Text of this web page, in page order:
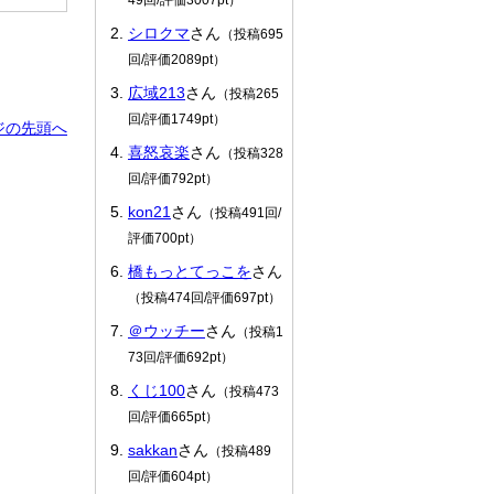
の先頭へ
シロクマさん （投稿695
回/評価2089pt）
広域213さん （投稿265
回/評価1749pt）
喜怒哀楽さん （投稿328
回/評価792pt）
kon21 さん （投稿491回/
評価700pt）
橋もっとてっこをさん
（投稿474回/評価697pt）
＠ウッチーさん （投稿1
73回/評価692pt）
くじ100さん （投稿473
回/評価665pt）
sakkanさん （投稿489
回/評価604pt）